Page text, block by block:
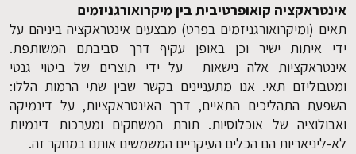
אינטראקציה קואופרטיבית בין מיקרואורגניזמים
תאים (ומיקרואורגניזמים בפרט) מבצעים אינטראקציה ביניהם על
ידי איתות ישיר וכן באופן עקיף דרך סביבתם המשותפת.
אינטראקציות אלה נישאות על ידי תוצרים של ביטוי גנטי
ומטבוליזם תאי. אנו מתעניינים בקשר שבין שתי הרמות הללו:
השפעת התהליכים התאיים, דרך האינטראקציות, על דינמיקה
ואבולוציה של אוכלוסיות. תורת המשחקים ומערכות דינמיות
לא-ליניאריות הם הכלים העיקריים המשמשים אותנו במחקר זה.